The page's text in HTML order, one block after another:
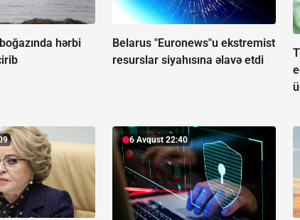
hərbi
Belarus "Euronews"u ekstremist
resurslar siyahısına əlavə etdi
6 Avqust 22:40